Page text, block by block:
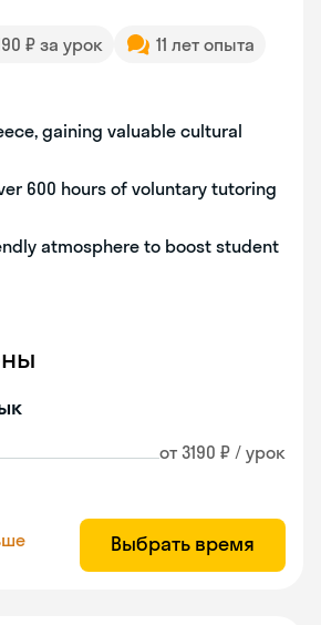
₽ за урок
11 лет опыта
gaining valuable cultural
600 hours of voluntary tutoring
atmosphere to boost student
от 3190 ₽ / урок
Выбрать время